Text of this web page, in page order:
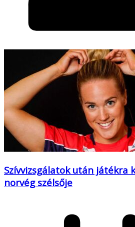
Szívvizsgálatok után játékra
norvég szélsője